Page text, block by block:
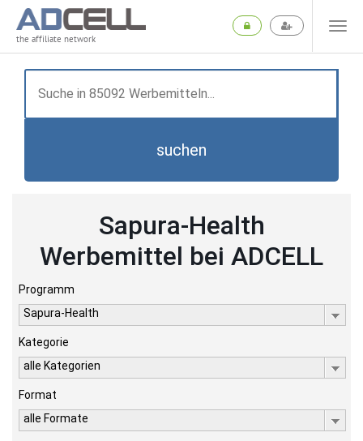
the affiliate network
suchen
Sapura-Health
Werbemittel bei ADCELL
Programm
Sapura-Health
Kategorie
alle Kategorien
Format
alle Formate